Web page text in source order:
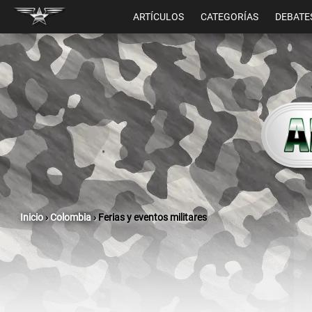
ARTÍCULOS CATEGORÍAS
Inicio›Colombia› Ferias y eventos militares